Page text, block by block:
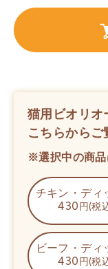
猫用ビオリオ
こちらからご
※選択中の商品
チキン・ディ
430 円(税
ビーフ・ディ
430 円(税